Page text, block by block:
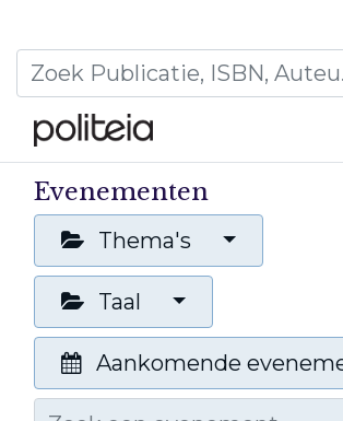
Evenementen
Thema's
Taal
Aankomende